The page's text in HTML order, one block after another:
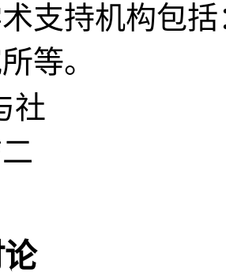
支持机构包
等。